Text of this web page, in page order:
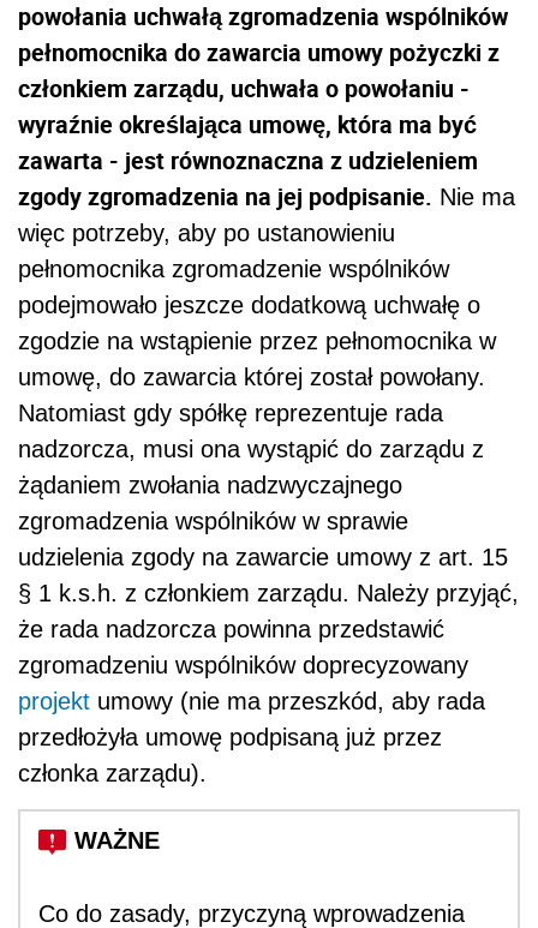
powołania uchwałą zgromadzenia wspólników
pełnomocnika do zawarcia umowy pożyczki z
członkiem zarządu, uchwała o powołaniu -
wyraźnie określająca umowę, która ma być
zawarta - jest równoznaczna z udzieleniem
zgody zgromadzenia na jej podpisanie. Nie ma
więc potrzeby, aby po ustanowieniu
pełnomocnika zgromadzenie wspólników
podejmowało jeszcze dodatkową uchwałę o
zgodzie na wstąpienie przez pełnomocnika w
umowę, do zawarcia której został powołany.
Natomiast gdy spółkę reprezentuje rada
nadzorcza, musi ona wystąpić do zarządu z
żądaniem zwołania nadzwyczajnego
zgromadzenia wspólników w sprawie
udzielenia zgody na zawarcie umowy z art. 15
§ 1 k.s.h. z członkiem zarządu. Należy przyjąć,
że rada nadzorcza powinna przedstawić
zgromadzeniu wspólników doprecyzowany
projekt umowy (nie ma przeszkód, aby rada
przedłożyła umowę podpisaną już przez
członka zarządu).
Co do zasady, przyczyną wprowadzenia